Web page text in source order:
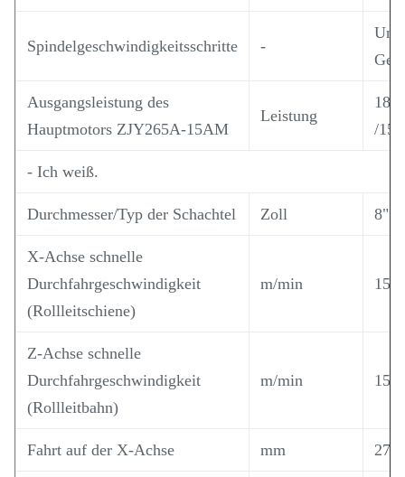
Spindelgeschwindigkeitsschritte -
Ausgangsleistung des
Hauptmotors ZJY265A-15AM
Leistung
/15
- Ich weiß.
Durchmesser/Typ der Schachtel Zoll 8"
X-Achse schnelle
Durchfahrgeschwindigkeit
(Rollleitschiene)
m/min 15
Z-Achse schnelle
Durchfahrgeschwindigkeit
(Rollleitbahn)
m/min 15
Fahrt auf der X-Achse mm 270